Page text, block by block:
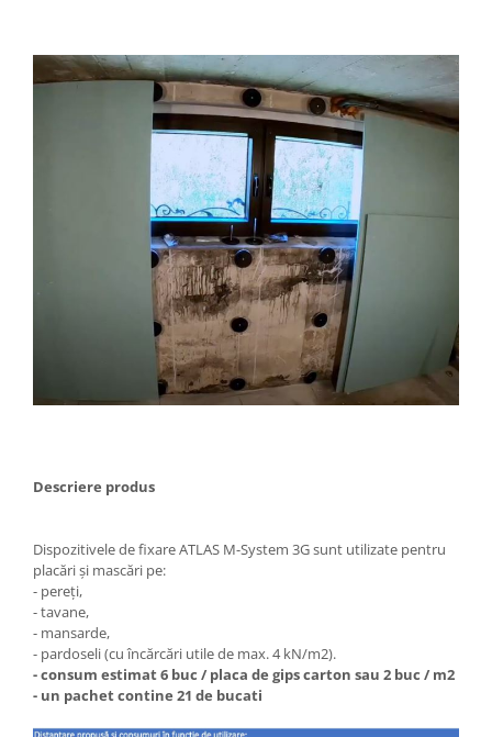
Descriere produs
Dispozitivele de fixare ATLAS M-System 3G sunt utilizate pentru
placări și mascări pe:
- pereți,
- tavane,
- mansarde,
- pardoseli (cu încărcări utile de max. 4 kN/m2).
- consum estimat 6 buc / placa de gips carton sau 2 buc / m2
- un pachet contine 21 de bucati